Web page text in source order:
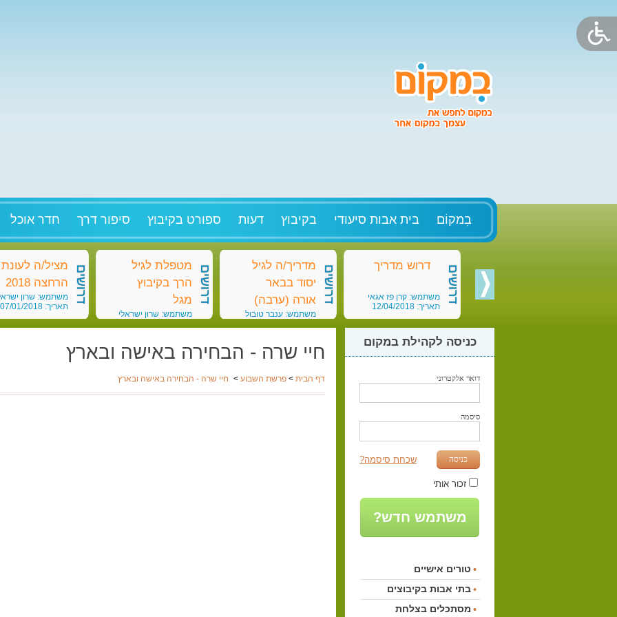
בִמקוֹם בית אבות סיעודי בקיבוץ דעות ספורט בקיבוץ סיפור דרך חדר אוכל
דרוש מדריך
משתמש: קרן פז אגאי
תאריך: 12/04/2018
דרושים
מדריך/ה לגיל
יסוד בבאר
אורה (ערבה)
משתמש: ענבר טובול
דרושים
מטפלת לגיל
הרך בקיבוץ
מגל
משתמש: שרון ישראלי
דרושים
מציל/ה לעונת
הרחצה 2018
משתמש: שרון
תאריך: 07/01/2018
דרושים
כניסה לקהילת במקום
דואר אלקטרוני
סיסמה
כניסה שכחת סיסמה?
זכור אותי
משתמש חדש?
טורים אישיים
בתי אבות בקיבוצים
מסתכלים בצלחת
חיי שרה - הבחירה באישה ובארץ
דף הבית > פרשת השבוע > חיי שרה - הבחירה באישה ובארץ